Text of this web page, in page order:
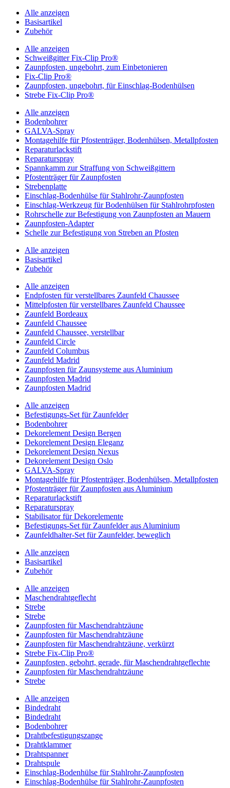
Alle anzeigen
Basisartikel
Zubehör
Alle anzeigen
Schweißgitter Fix-Clip Pro®
Zaunpfosten, ungebohrt, zum Einbetonieren
Fix-Clip Pro®
Zaunpfosten, ungebohrt, für Einschlag-Bodenhülsen
Strebe Fix-Clip Pro®
Alle anzeigen
Bodenbohrer
GALVA-Spray
Montagehilfe für Pfostenträger, Bodenhülsen, Metallpfosten
Reparaturlackstift
Reparaturspray
Spannkamm zur Straffung von Schweißgittern
Pfostenträger für Zaunpfosten
Strebenplatte
Einschlag-Bodenhülse für Stahlrohr-Zaunpfosten
Einschlag-Werkzeug für Bodenhülsen für Stahlrohrpfosten
Rohrschelle zur Befestigung von Zaunpfosten an Mauern
Zaunpfosten-Adapter
Schelle zur Befestigung von Streben an Pfosten
Alle anzeigen
Basisartikel
Zubehör
Alle anzeigen
Endpfosten für verstellbares Zaunfeld Chaussee
Mittelpfosten für verstellbares Zaunfeld Chaussee
Zaunfeld Bordeaux
Zaunfeld Chaussee
Zaunfeld Chaussee, verstellbar
Zaunfeld Circle
Zaunfeld Columbus
Zaunfeld Madrid
Zaunpfosten für Zaunsysteme aus Aluminium
Zaunpfosten Madrid
Zaunpfosten Madrid
Alle anzeigen
Befestigungs-Set für Zaunfelder
Bodenbohrer
Dekorelement Design Bergen
Dekorelement Design Eleganz
Dekorelement Design Nexus
Dekorelement Design Oslo
GALVA-Spray
Montagehilfe für Pfostenträger, Bodenhülsen, Metallpfosten
Pfostenträger für Zaunpfosten aus Aluminium
Reparaturlackstift
Reparaturspray
Stabilisator für Dekorelemente
Befestigungs-Set für Zaunfelder aus Aluminium
Zaunfeldhalter-Set für Zaunfelder, beweglich
Alle anzeigen
Basisartikel
Zubehör
Alle anzeigen
Maschendrahtgeflecht
Strebe
Strebe
Zaunpfosten für Maschendrahtzäune
Zaunpfosten für Maschendrahtzäune
Zaunpfosten für Maschendrahtzäune, verkürzt
Strebe Fix-Clip Pro®
Zaunpfosten, gebohrt, gerade, für Maschendrahtgeflechte
Zaunpfosten für Maschendrahtzäune
Strebe
Alle anzeigen
Bindedraht
Bindedraht
Bodenbohrer
Drahtbefestigungszange
Drahtklammer
Drahtspanner
Drahtspule
Einschlag-Bodenhülse für Stahlrohr-Zaunpfosten
Einschlag-Bodenhülse für Stahlrohr-Zaunpfosten